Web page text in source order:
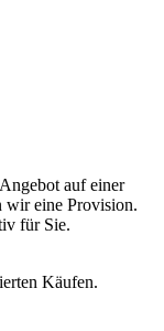
auf einer
wir eine Provision.
für Sie.
Käufen.